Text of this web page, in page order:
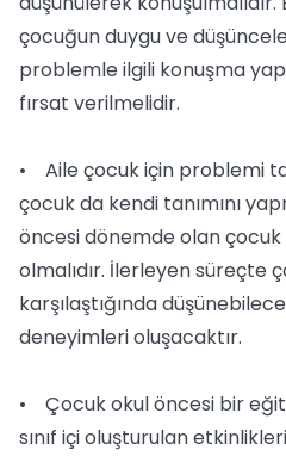
çocuğun duygu ve
problemle ilgili konuşma
fırsat verilmelidir.
• Aile çocuk için problemi
çocuk da kendi tanımını
öncesi dönemde olan
olmalıdır. İlerleyen
karşılaştığında
deneyimleri oluşacaktır.
• Çocuk okul öncesi bir
sınıf içi oluşturulan